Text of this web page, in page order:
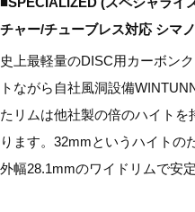
チャー/チューブレス対応 シマ
史上最軽量のDISC用カーボン
トながら自社風洞設備
たリムは他社製の倍のハイト
ります。32mmというハイトの
外幅28.1mmのワイドリムで安定